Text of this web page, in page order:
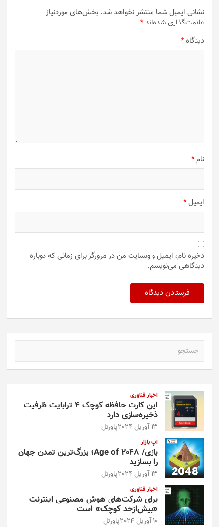
نشانی ایمیل شما منتشر نخواهد شد. بخش‌های موردنیاز
علامت‌گذاری شده‌اند*
دیدگاه*
نام*
ایمیل*
ذخیره نام، ایمیل و وبسایت من در مرورگر برای زمانی که دوباره
دیدگاهی می‌نویسم.
اخبار فناوری
این کارت حافظه کوچک ۴ ترابایت ظرفیت
ذخیره‌سازی دارد
13 آوریل 2024 پاورتل
اپ بازار
بازی/ Age of 2048؛ بزرگ‌ترین تمدن جهان
را بسازید
13 آوریل 2024 پاورتل
اخبار فناوری
برای شرکت‌های هوش مصنوعی اینترنت
«بیش‌از‌حد کوچک» است
10 آوریل 2024 پاورتل